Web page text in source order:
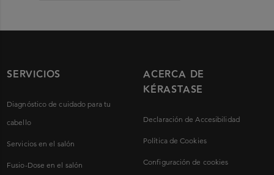
SERVICIOS
Diagnóstico de cuidado para tu
cabello
Servicios en el salón
Fusio-Dose en el salón
ACERCA DE
KÉRASTASE
Declaración de Accesibilidad
Política de Cookies
Configuración de cookies